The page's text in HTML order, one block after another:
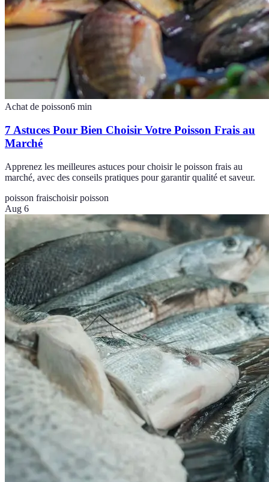
Achat de poisson6 min
7 Astuces Pour Bien Choisir Votre Poisson Frais au
Marché
Apprenez les meilleures astuces pour choisir le poisson frais au
marché, avec des conseils pratiques pour garantir qualité et saveur.
poisson fraischoisir poisson
Aug 6